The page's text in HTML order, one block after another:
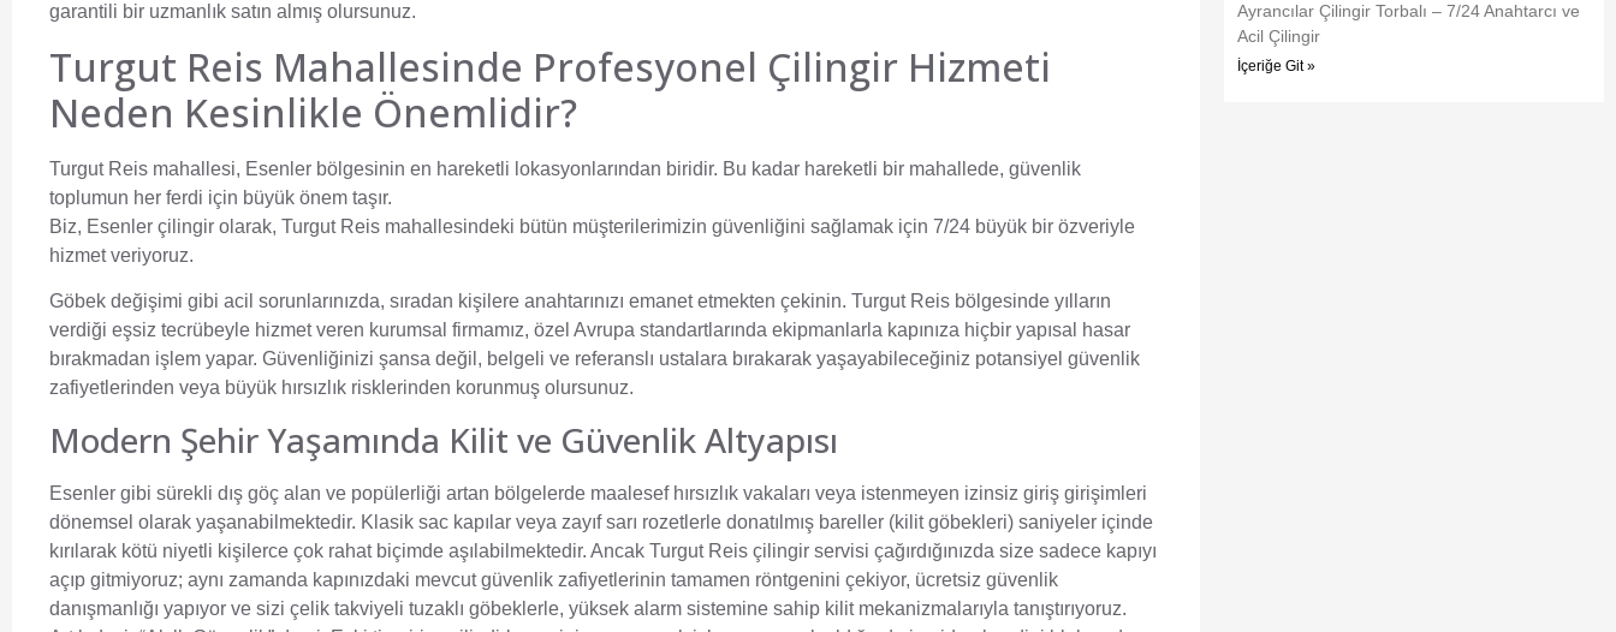
garantili bir uzmanlık satın almış olursunuz.
Turgut Reis Mahallesinde Profesyonel Çilingir Hizmeti
Neden Kesinlikle Önemlidir?
Turgut Reis mahallesi, Esenler bölgesinin en hareketli lokasyonlarından biridir. Bu kadar hareketli bir mahallede, güvenlik
toplumun her ferdi için büyük önem taşır.
Biz, Esenler çilingir olarak, Turgut Reis mahallesindeki bütün müşterilerimizin güvenliğini sağlamak için 7/24 büyük bir özveriyle
hizmet veriyoruz.
Göbek değişimi gibi acil sorunlarınızda, sıradan kişilere anahtarınızı emanet etmekten çekinin. Turgut Reis bölgesinde yılların
verdiği eşsiz tecrübeyle hizmet veren kurumsal firmamız, özel Avrupa standartlarında ekipmanlarla kapınıza hiçbir yapısal hasar
bırakmadan işlem yapar. Güvenliğinizi şansa değil, belgeli ve referanslı ustalara bırakarak yaşayabileceğiniz potansiyel güvenlik
zafiyetlerinden veya büyük hırsızlık risklerinden korunmuş olursunuz.
Modern Şehir Yaşamında Kilit ve Güvenlik Altyapısı
Esenler gibi sürekli dış göç alan ve popülerliği artan bölgelerde maalesef hırsızlık vakaları veya istenmeyen izinsiz giriş girişimleri
dönemsel olarak yaşanabilmektedir. Klasik sac kapılar veya zayıf sarı rozetlerle donatılmış bareller (kilit göbekleri) saniyeler içinde
kırılarak kötü niyetli kişilerce çok rahat biçimde aşılabilmektedir. Ancak Turgut Reis çilingir servisi çağırdığınızda size sadece kapıyı
açıp gitmiyoruz; aynı zamanda kapınızdaki mevcut güvenlik zafiyetlerinin tamamen röntgenini çekiyor, ücretsiz güvenlik
danışmanlığı yapıyor ve sizi çelik takviyeli tuzaklı göbeklerle, yüksek alarm sistemine sahip kilit mekanizmalarıyla tanıştırıyoruz.
Ayrancılar Çilingir Torbalı – 7/24 Anahtarcı ve
Acil Çilingir
İçeriğe Git »